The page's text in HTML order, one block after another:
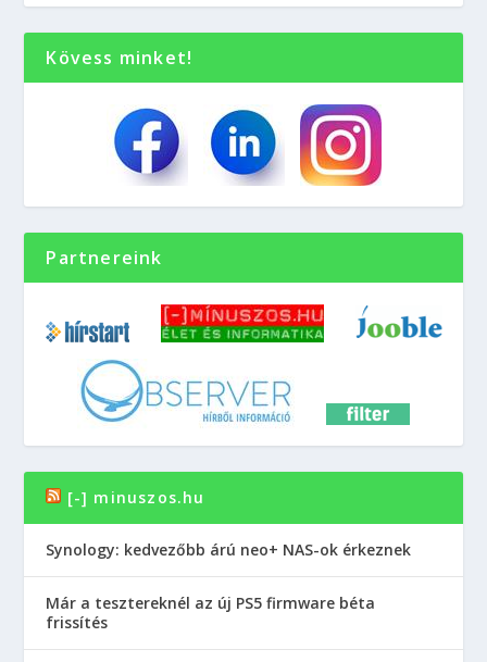
Kövess minket!
Partnereink
[-] minuszos.hu
Synology: kedvezőbb árú neo+ NAS-ok érkeznek
Már a tesztereknél az új PS5 firmware béta
frissítés